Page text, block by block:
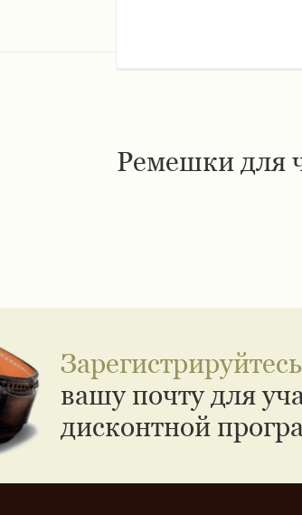
Ремешки для
Зарегистрируйтесь
вашу почту для
дисконтной